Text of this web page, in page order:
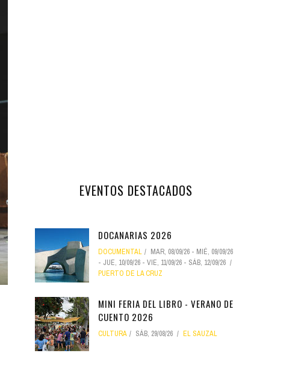
EVENTOS DESTACADOS
DOCANARIAS 2026
DOCUMENTAL MAR, 08/09/26 - MIÉ, 09/09/26
- JUE, 10/09/26 - VIE, 11/09/26 - SÁB, 12/09/26
PUERTO DE LA CRUZ
MINI FERIA DEL LIBRO - VERANO DE
CUENTO 2026
CULTURA SÁB, 29/08/26 EL SAUZAL